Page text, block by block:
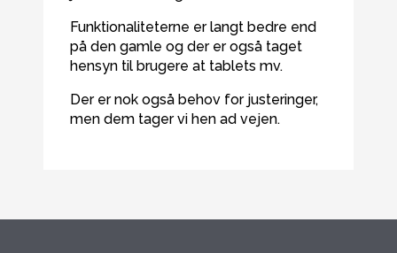
Funktionaliteterne er langt bedre end
på den gamle og der er også taget
hensyn til brugere at tablets mv.
Der er nok også behov for justeringer,
men dem tager vi hen ad vejen.